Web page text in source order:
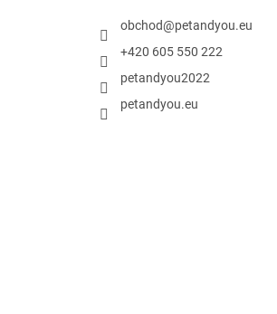
obchod@petandyou.eu
+420 605 550 222
petandyou2022
petandyou.eu